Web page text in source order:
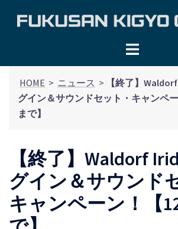
ツ
HOME > ニュース >
【終了】
グイン＆サウンドセット・キャンペ
まで】
【終了】Waldorf
グイン＆サウンド
キャンペーン！【